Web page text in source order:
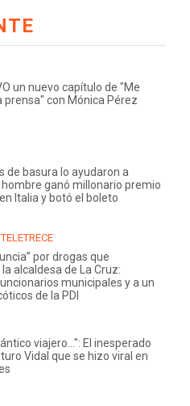
un nuevo capítulo de "Me
prensa" con Mónica Pérez
de basura lo ayudaron a
ganó millonario premio
Italia y botó el boleto
por drogas que
alcaldesa de La Cruz:
municipales y a un
de la PDI
viajero...": El inesperado
Vidal que se hizo viral en